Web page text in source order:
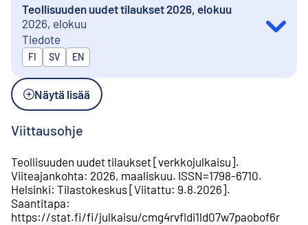
Teollisuuden uudet tilaukset 2026, elokuu
2026, elokuu
Tiedote
Julkaistaan kielillä
FI SV EN
Näytä lisää
Viittausohje
Teollisuuden uudet tilaukset [verkkojulkaisu].
Viiteajankohta: 2026, maaliskuu. ISSN=1798-6710.
Helsinki: Tilastokeskus [Viitattu: 9.8.2026].
Saantitapa:
https://stat.fi/fi/julkaisu/cmg4rvfldi1ld07w7paobof6r